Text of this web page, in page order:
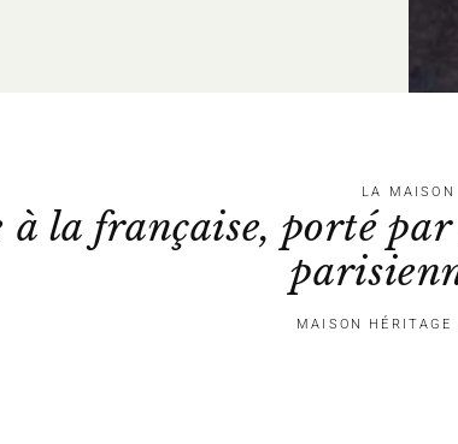
LA MAISON
la française, porté
MAISON HÉRITAGE